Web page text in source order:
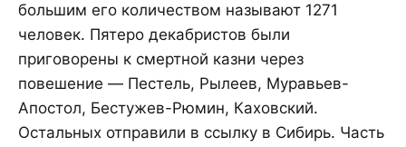
большим его количеством называют 1271
человек. Пятеро декабристов были
приговорены к смертной казни через
повешение — Пестель, Рылеев, Муравьев-
Апостол, Бестужев-Рюмин, Каховский.
Остальных отправили в ссылку в Сибирь. Часть